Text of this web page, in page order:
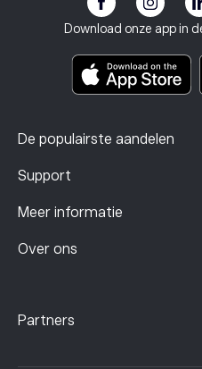
Download onze app in
De populairste aandelen
Support
Meer informatie
Over ons
Impressum
Algemene voorwaarden
Documenten met
Klachtengegevens (FCA-
Partners
Beleggingsverzekering